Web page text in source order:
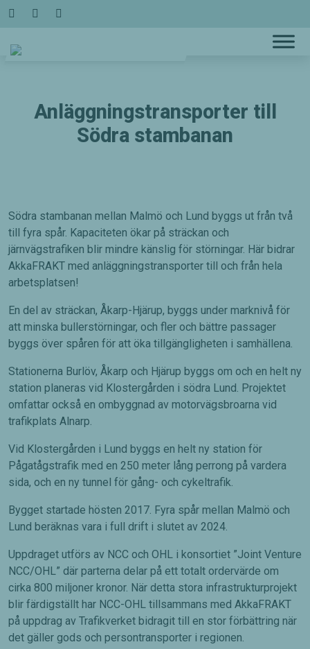
Hoppa
Anläggningstransporter till
Södra stambanan
Södra stambanan mellan Malmö och Lund byggs ut från två
till fyra spår. Kapaciteten ökar på sträckan och
järnvägstrafiken blir mindre känslig för störningar. Här bidrar
AkkaFRAKT med anläggningstransporter till och från hela
arbetsplatsen!
En del av sträckan, Åkarp-Hjärup, byggs under marknivå för
att minska bullerstörningar, och fler och bättre passager
byggs över spåren för att öka tillgängligheten i samhällena.
Stationerna Burlöv, Åkarp och Hjärup byggs om och en helt ny
station planeras vid Klostergården i södra Lund. Projektet
omfattar också en ombyggnad av motorvägsbroarna vid
trafikplats Alnarp.
Vid Klostergården i Lund byggs en helt ny station för
Pågatågstrafik med en 250 meter lång perrong på vardera
sida, och en ny tunnel för gång- och cykeltrafik.
Bygget startade hösten 2017. Fyra spår mellan Malmö och
Lund beräknas vara i full drift i slutet av 2024.
Uppdraget utförs av NCC och OHL i konsortiet ”Joint Venture
NCC/OHL” där parterna delar på ett totalt ordervärde om
cirka 800 miljoner kronor. När detta stora infrastrukturprojekt
blir färdigställt har NCC-OHL tillsammans med AkkaFRAKT
på uppdrag av Trafikverket bidragit till en stor förbättring när
det gäller gods och persontransporter i regionen.